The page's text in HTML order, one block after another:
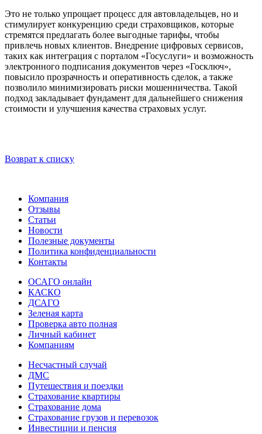
Это не только упрощает процесс для автовладельцев, но и
стимулирует конкуренцию среди страховщиков, которые
стремятся предлагать более выгодные тарифы, чтобы
привлечь новых клиентов. Внедрение цифровых сервисов,
таких как интеграция с порталом «Госуслуги» и возможность
электронного подписания документов через «Госключ»,
повысило прозрачность и оперативность сделок, а также
позволило минимизировать риски мошенничества. Такой
подход закладывает фундамент для дальнейшего снижения
стоимости и улучшения качества страховых услуг.
Возврат к списку
Компания
Отзывы
Статьи
Новости
Полезные документы
Политика конфиденциальности
Контакты
ОСАГО онлайн
КАСКО
ДСАГО
Зеленая карта
Проверка авто полная
Личный кабинет
Компаниям
Несчастный случай
ДМС
Путешествия и поездки
Страхование квартиры
Страхование дома
Страхование грузов и перевозок
Инвестиции и пенсия